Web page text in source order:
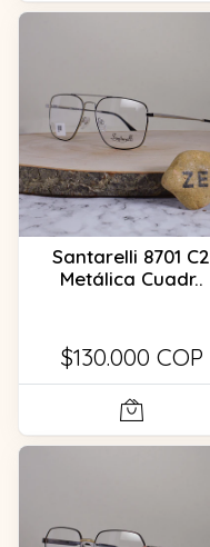
Santarelli 8701 C2
Metálica Cuadr..
$130.000 COP